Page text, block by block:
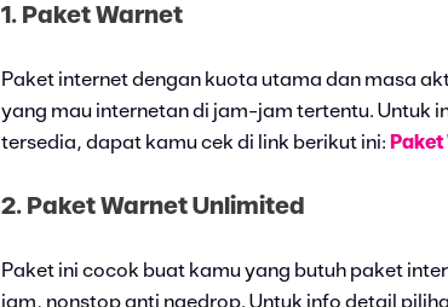
1. Paket Warnet
Paket internet dengan kuota utama dan masa
yang mau internetan di jam-jam tertentu. Untuk
tersedia, dapat kamu cek di link berikut ini:
2. Paket Warnet Unlimited
Paket ini cocok buat kamu yang butuh paket
jam, nonstop anti ngedrop. Untuk info detail